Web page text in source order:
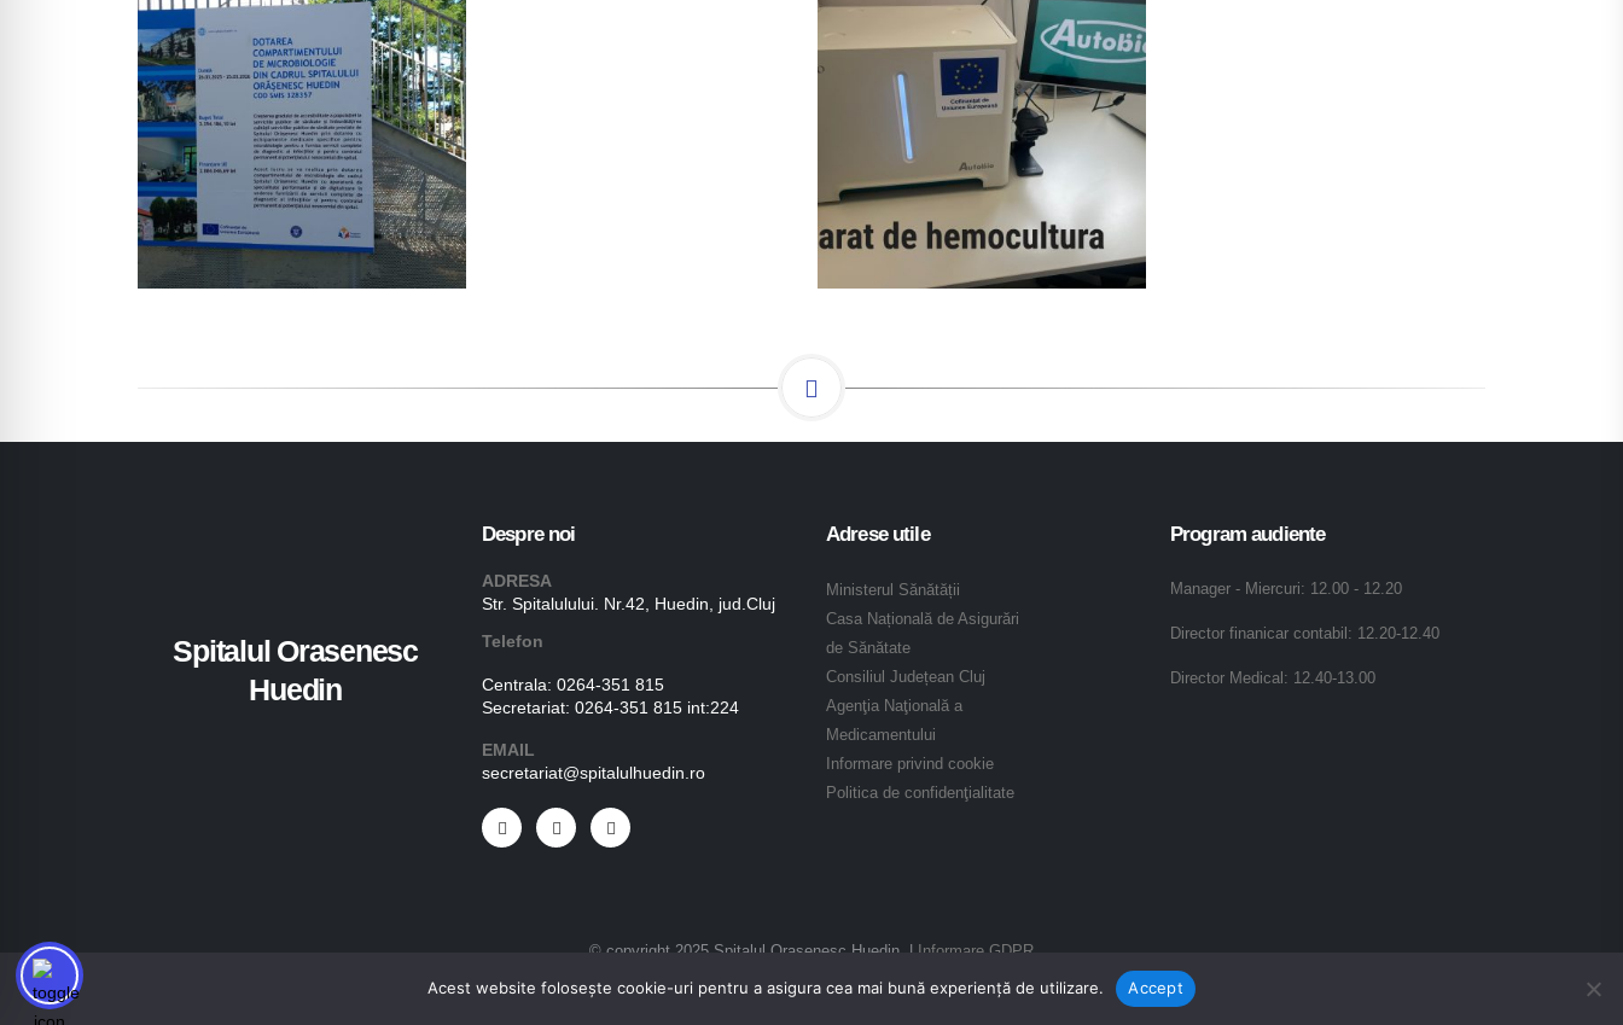
Spitalul Orasenesc
Huedin
Despre noi
ADRESA
Str. Spitalulului. Nr.42, Huedin, jud.Cluj
Telefon
Centrala: 0264-351 815
Secretariat: 0264-351 815 int:224
EMAIL
secretariat@spitalulhuedin.ro
Adrese utile
Ministerul Sănătății
Casa Națională de Asigurări
de Sănătate
Consiliul Județean Cluj
Agenţia Naţională a
Medicamentului
Informare privind cookie
Politica de confidenţialitate
Program audiente
Manager - Miercuri: 12.00 - 12.20
Director finanicar contabil: 12.20-12.40
Director Medical: 12.40-13.00
© copyright 2025 Spitalul Orasenesc Huedin. | Informare GDPR
Acest website folosește cookie-uri pentru a asigura cea mai bună experiență de utilizare. Accept